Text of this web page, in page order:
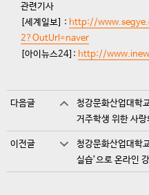
관련기사
[세계일보] : http://
2?OutUrl=naver
[아이뉴스24]: http://
다음글
청강문화산업대학
거주학생 위한 사
이전글
청강문화산업대학
실습’으로 온라인